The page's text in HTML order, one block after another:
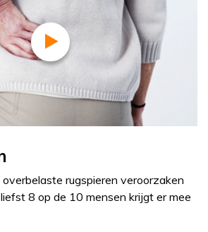
overbelaste rugspieren veroorzaken
8 op de 10 mensen krijgt er mee